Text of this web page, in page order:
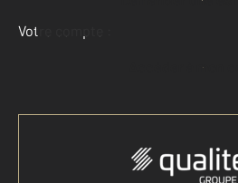
Votre compte :
Accéder à mon